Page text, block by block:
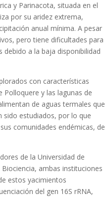
y Parinacota, situada en el
por su aridez extrema,
anual mínima. A pesar
pero tiene dificultades para
a la baja disponibilidad
con características
Polloquere y las lagunas de
de aguas termales que
sido estudiados, por lo que
comunidades endémicas, de
de la Universidad de
ambas instituciones
estos yacimientos
del gen 16S rRNA,